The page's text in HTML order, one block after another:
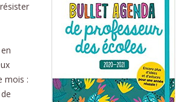
mois :